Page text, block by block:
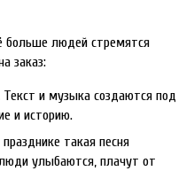
больше людей стремятся
заказ:
Текст и музыка создаются под
и историю.
празднике такая песня
улыбаются, плачут от